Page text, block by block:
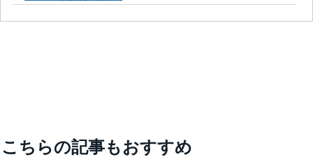
こちらの記事もおすすめ